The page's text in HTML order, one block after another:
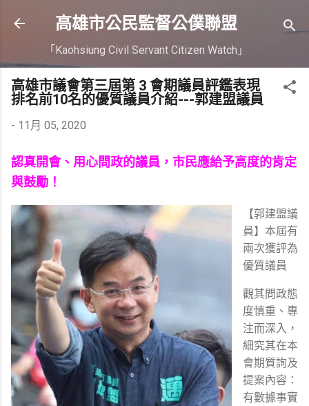
跳到主要內容
高雄市公民監督公僕聯盟
「Kaohsiung Civil Servant Citizen Watch」
高雄市議會第三屆第 3 會期議員評鑑表現
排名前10名的優質議員介紹---郭建盟議員
- 11月 05, 2020
認真開會、用心問政的議員，市民應給予高度的肯定
與鼓勵！
【郭建盟議
員】本屆有
兩次獲評為
優質議員
觀其問政態
度慎重、專
注而深入，
細究其在本
會期質詢及
提案內容：
有數據事實